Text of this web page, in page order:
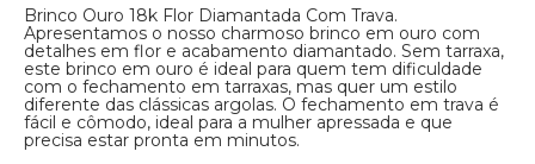
Brinco Ouro 18k Flor Diamantada Com Trava.
Apresentamos o nosso charmoso brinco em ouro com
detalhes em flor e acabamento diamantado. Sem tarraxa,
este brinco em ouro é ideal para quem tem dificuldade
com o fechamento em tarraxas, mas quer um estilo
diferente das clássicas argolas. O fechamento em trava é
fácil e cômodo, ideal para a mulher apressada e que
precisa estar pronta em minutos.